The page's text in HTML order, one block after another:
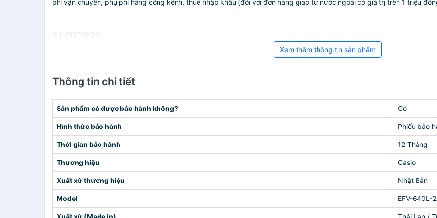
phí vận chuyển, phụ phí hàng cồng kềnh, thuế nhập khẩu (đối với đơn hàng giao từ nước ngoài có giá trị trên 1 triệu
Giá IRISTOKEN
Xem thêm thông tin sản phẩm
Thông tin chi tiết
Sản phẩm có được bảo hành không? Có
Hình thức bảo hành Phiếu bảo
Thời gian bảo hành 12 Tháng
Thương hiệu Casio
Xuất xứ thương hiệu Nhật Bản
Model EFV-640L-
Xuất xứ (Made in) Thái Lan /